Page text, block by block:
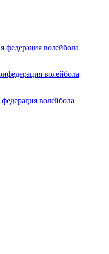
федерация волейбола
волейбола
волейбола